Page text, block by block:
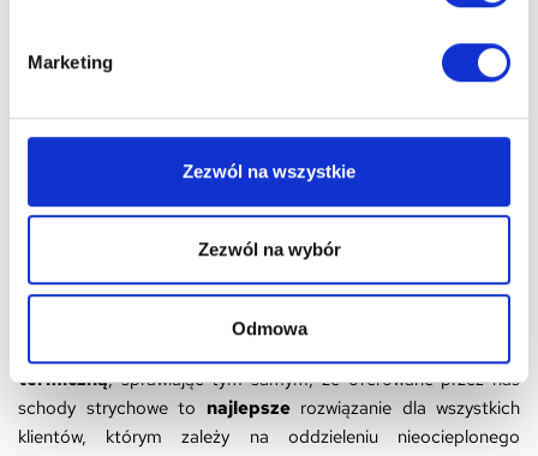
Marketing
Zezwól na wszystkie
Zezwól na wybór
Odmowa
klapa z zamkiem, drabina, okucia) wraz z
otwierania zamka.
Szukasz modelu o innych parametrach? Zapraszamy do
Przenikalność termiczna- jest to współczynnik który
wskazuje wielkość straty ciepła spowodowaną różnicą
temperatur wewnątrz i zewnątrz pomieszczenia dlatego:
Nasze schody strychowezapewniają gwarancję ciepła i
termiczną, sprawiając tym samym, że oferowane przez nas
schody strychowe to najlepszerozwiązanie dla wszystkich
klientów, którym zależy na oddzieleniu nieocieplonego